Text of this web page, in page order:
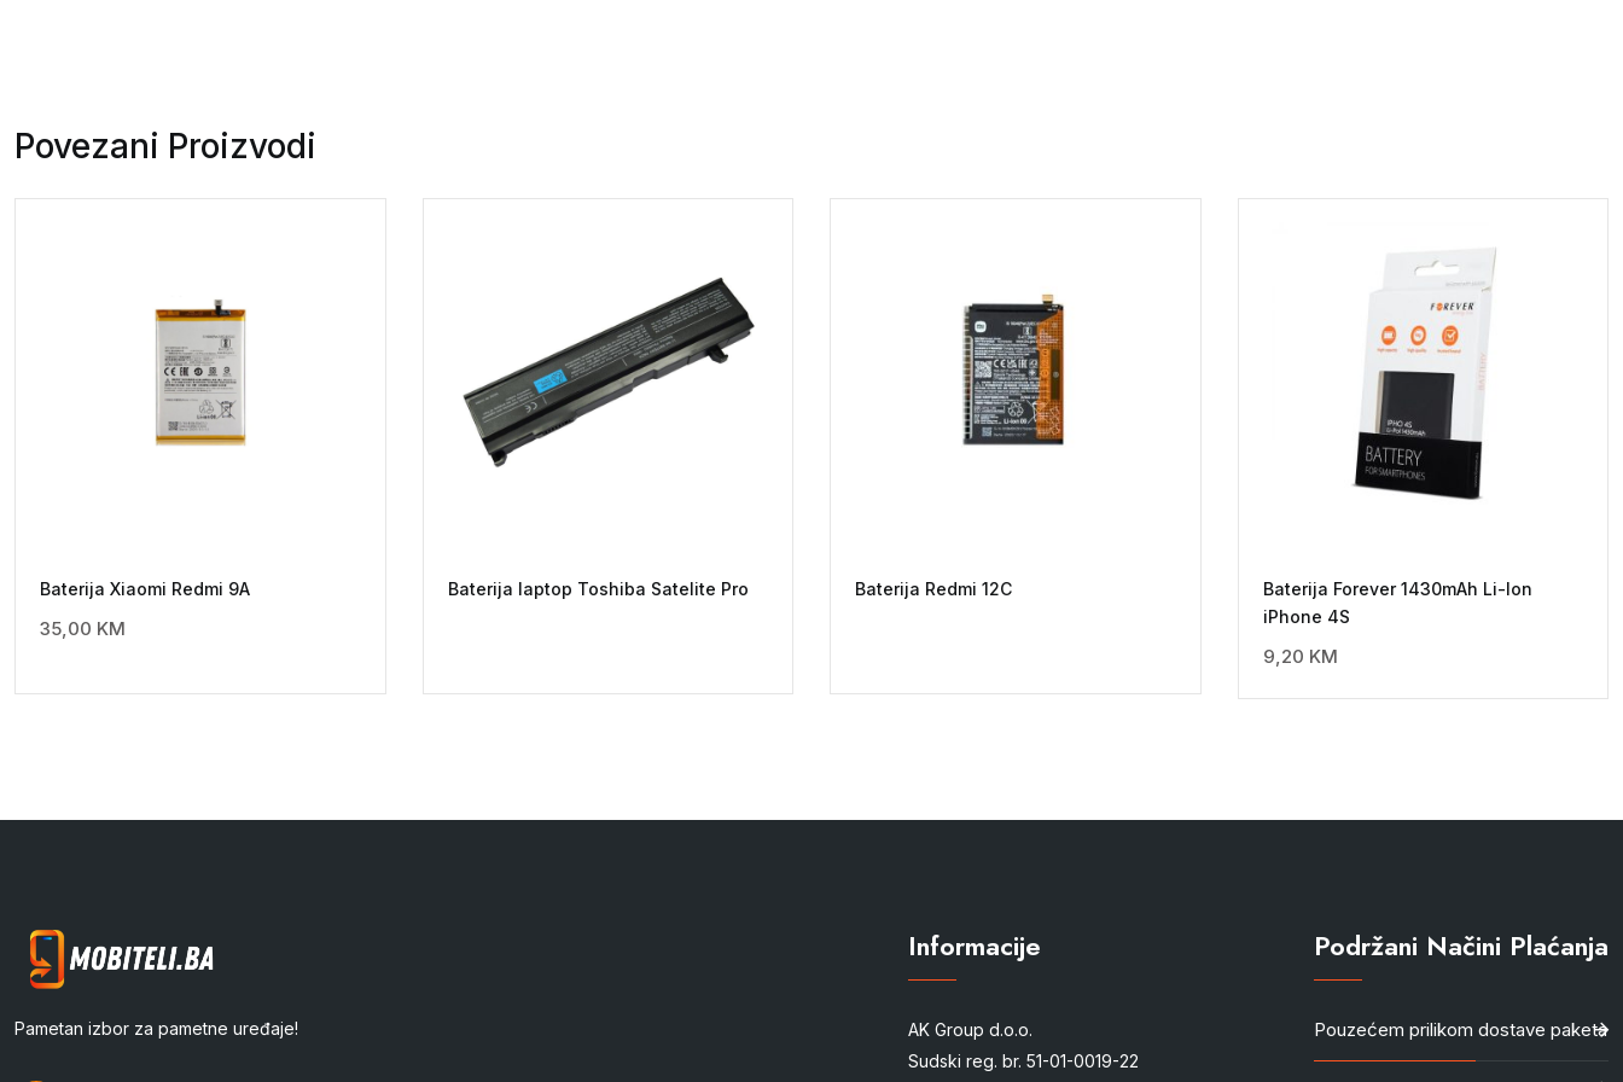
Povezani Proizvodi
Baterija Xiaomi Redmi 9A
35,00 KM
Baterija laptop Toshiba Satelite Pro Baterija Redmi 12C
Baterija Forever 1430mAh Li-Ion
iPhone 4S
9,20 KM
Pametan izbor za pametne uređaje!
Informacije
AK Group d.o.o.
Sudski reg. br. 51-01-0019-22
Podržani Načini Plaćanja
Pouzećem prilikom dostave paketa